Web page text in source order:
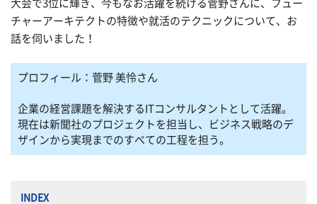
大会で3位に輝き、今もなお活躍を続ける菅野さんに、フュー
チャーアーキテクトの特徴や就活のテクニックについて、お
話を伺いました！
プロフィール：菅野 美怜さん
企業の経営課題を解決するITコンサルタントとして活躍。
現在は新聞社のプロジェクトを担当し、ビジネス戦略のデ
ザインから実現までのすべての工程を担う。
INDEX